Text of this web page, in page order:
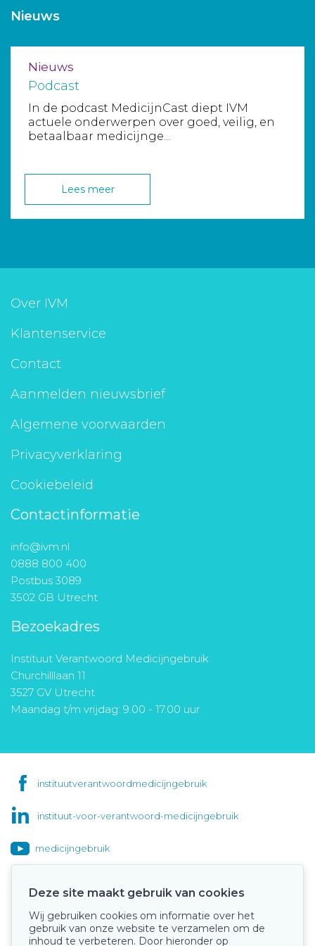
Aanmelden nieuwsbrief
Toegang leeromgeving
Nieuws
Nieuws
Podcast
In de podcast MedicijnCast diept IVM
actuele onderwerpen over goed, veilig, en
betaalbaar medicijnge...
Lees meer
Over IVM
Klantenservice
Contact
Aanmelden nieuwsbrief
Algemene voorwaarden
Privacyverklaring
Cookiebeleid
Contactinformatie
info@ivm.nl
0888 800 400
Postbus 3089
3502 GB Utrecht
Bezoekadres
Instituut Verantwoord Medicijngebruik
Churchilllaan 11
3527 GV Utrecht
Maandag t/m vrijdag: 9.00 - 17.00 uur
instituutverantwoordmedicijngebruik
instituut-voor-verantwoord-medicijngebruik
medicijngebruik
Onze keurmerken
Deze site maakt gebruik van cookies
Wij gebruiken cookies om informatie over het
gebruik van onze website te verzamelen om de
inhoud te verbeteren. Door hieronder op